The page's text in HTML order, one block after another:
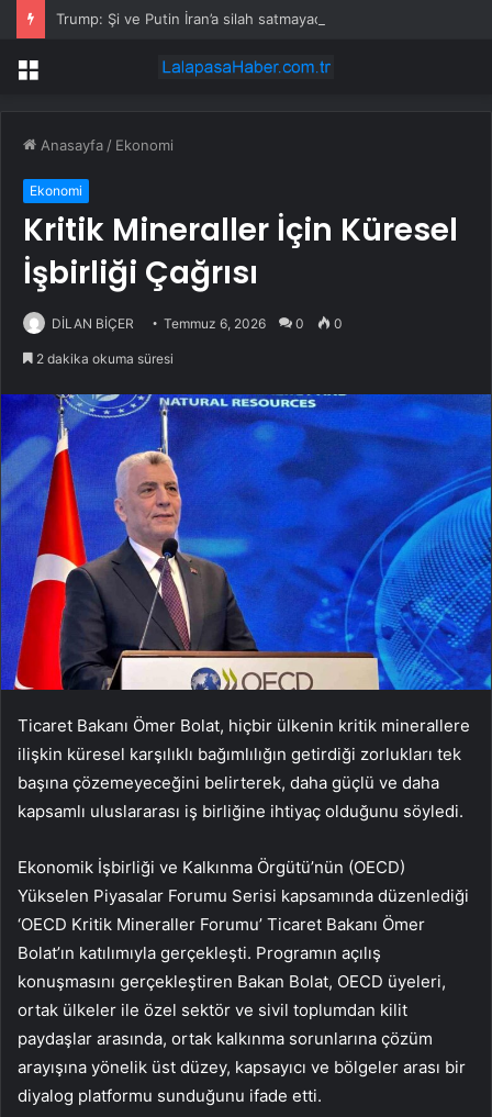
Trump: Şi ve Putin İran’a silah satmayacaklarını söyledi
Menü
Anasayfa / Ekonomi
Ekonomi
Kritik Mineraller İçin Küresel
İşbirliği Çağrısı
DİLAN BİÇER Temmuz 6, 2026 0 0
2 dakika okuma süresi
Ticaret Bakanı Ömer Bolat, hiçbir ülkenin kritik minerallere
ilişkin küresel karşılıklı bağımlılığın getirdiği zorlukları tek
başına çözemeyeceğini belirterek, daha güçlü ve daha
kapsamlı uluslararası iş birliğine ihtiyaç olduğunu söyledi.
Ekonomik İşbirliği ve Kalkınma Örgütü’nün (OECD)
Yükselen Piyasalar Forumu Serisi kapsamında düzenlediği
‘OECD Kritik Mineraller Forumu’ Ticaret Bakanı Ömer
Bolat’ın katılımıyla gerçekleşti. Programın açılış
konuşmasını gerçekleştiren Bakan Bolat, OECD üyeleri,
ortak ülkeler ile özel sektör ve sivil toplumdan kilit
paydaşlar arasında, ortak kalkınma sorunlarına çözüm
arayışına yönelik üst düzey, kapsayıcı ve bölgeler arası bir
diyalog platformu sunduğunu ifade etti.